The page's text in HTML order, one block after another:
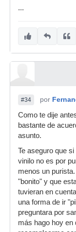
...
#34 por
Como te dije
bastante de
asunto.
Te aseguro que
vinilo no es por
menos un
"bonito" y que
tuvieran en
una forma de ir
preguntara por
más hago hoy en